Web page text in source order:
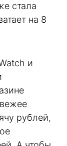
стала
на 8
и
рублей,